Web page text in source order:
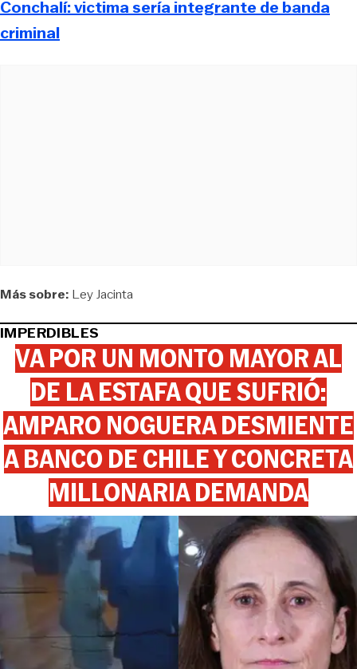
Conchalí: victima sería integrante de banda
criminal
Más sobre: Ley Jacinta
IMPERDIBLES
VA POR UN MONTO MAYOR AL
DE LA ESTAFA QUE SUFRIÓ:
AMPARO NOGUERA DESMIENTE
A BANCO DE CHILE Y CONCRETA
MILLONARIA DEMANDA